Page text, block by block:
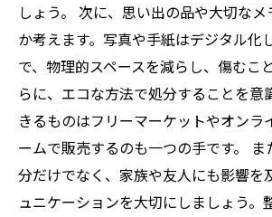
しょう。 次に、思い出の品や大切な
か考えます。写真や手紙はデジタル化
で、物理的スペースを減らし、傷むこ
らに、エコな方法で処分することを意
きるものはフリーマーケットやオンラ
ームで販売するのも一つの手です。 ま
分だけでなく、家族や友人にも影響を
ュニケーションを大切にしましょう。